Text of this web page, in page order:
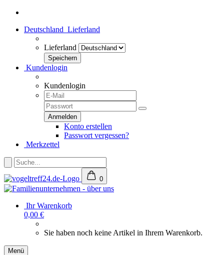
Deutschland Lieferland
Lieferland
Kundenlogin
Kundenlogin
Konto erstellen
Passwort vergessen?
Merkzettel
0
Ihr Warenkorb
0,00 €
Sie haben noch keine Artikel in Ihrem Warenkorb.
Menü